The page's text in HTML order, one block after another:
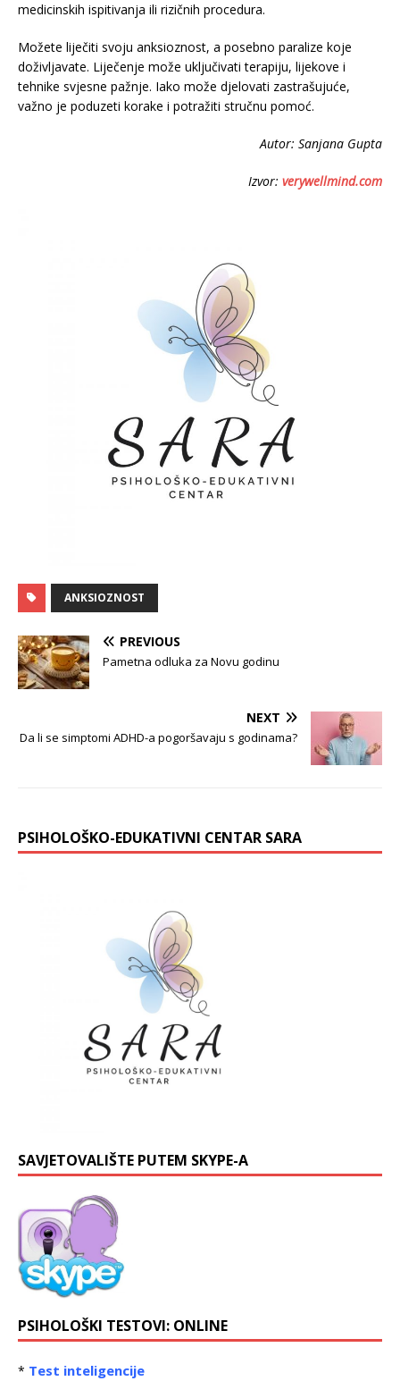
medicinskih ispitivanja ili rizičnih procedura.
Možete liječiti svoju anksioznost, a posebno paralize koje
doživljavate. Liječenje može uključivati terapiju, lijekove i
tehnike svjesne pažnje. Iako može djelovati zastrašujuće,
važno je poduzeti korake i potražiti stručnu pomoć.
Autor: Sanjana Gupta
Izvor: verywellmind.com
ANKSIOZNOST
PREVIOUS
Pametna odluka za Novu godinu
NEXT
Da li se simptomi ADHD-a pogoršavaju s godinama?
PSIHOLOŠKO-EDUKATIVNI CENTAR SARA
SAVJETOVALIŠTE PUTEM SKYPE-A
PSIHOLOŠKI TESTOVI: ONLINE
* Test inteligencije